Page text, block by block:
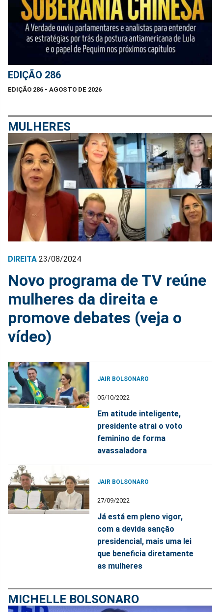
EDIÇÃO 286
EDIÇÃO 286 - AGOSTO DE 2026
MULHERES
DIREITA 23/08/2024
Novo programa de TV reúne
mulheres da direita e
promove debates (veja o
vídeo)
JAIR BOLSONARO
05/10/2022
Em atitude inteligente,
presidente atrai o voto
feminino de forma
avassaladora
JAIR BOLSONARO
27/09/2022
Já está em pleno vigor,
com a devida sanção
presidencial, mais uma lei
que beneficia diretamente
as mulheres
MICHELLE BOLSONARO